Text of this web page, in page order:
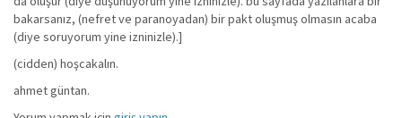
bakarsanız, (nefret ve paranoyadan) bir pakt oluşmuş olmasın acaba
(diye soruyorum yine izninizle).]
(cidden) hoşcakalın.
ahmet güntan.